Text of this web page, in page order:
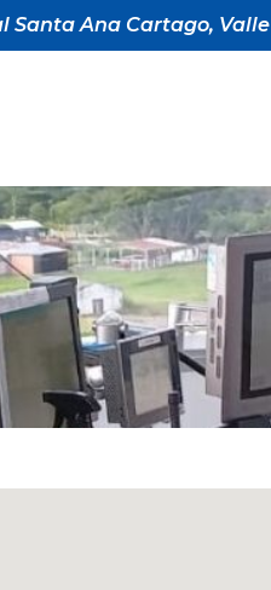
Ana Cartago, Valle